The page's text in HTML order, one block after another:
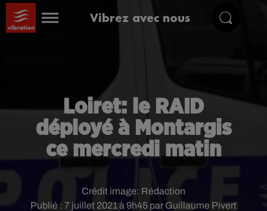
Vibrez avec nous
Loiret: le RAID
déployé à Montargis
ce mercredi matin
Publié : 7 juillet 2021 à 9h45 par Guillaume Pivert
Crédit image: Rédaction